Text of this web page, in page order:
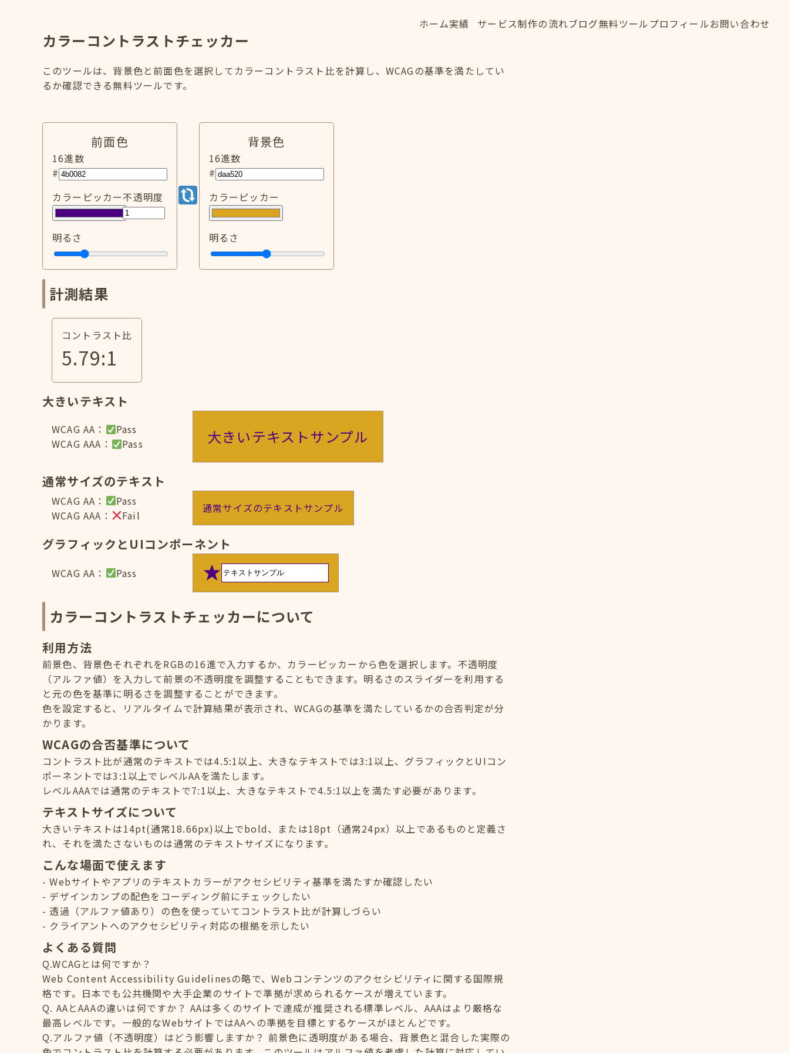
ホーム実績
サービス制作の流れブログ無料ツール プロフィールお問い合わせ
カラーコントラストチェッカー
このツールは、背景色と前面色を選択してカラーコントラスト比を計算し、WCAGの基準を満たしてい
るか確認できる無料ツールです。
前面色
16進数
#
カラーピッカー不透明度
明るさ
背景色
16進数
#
カラーピッカー
明るさ
計測結果
コントラスト比
5.79:1
大きいテキスト
WCAG AA：
Pass
WCAG AAA：
Pass 大きいテキストサンプル
通常サイズのテキスト
WCAG AA：
Pass
WCAG AAA：
Fail
通常サイズのテキストサンプル
グラフィックとUIコンポーネント
WCAG AA： Pass
カラーコントラストチェッカーについて
利用方法
前景色、背景色それぞれをRGBの16進で入力するか、カラーピッカーから色を選択します。不透明度
（アルファ値）を入力して前景の不透明度を調整することもできます。明るさのスライダーを利用する
と元の色を基準に明るさを調整することができます。
色を設定すると、リアルタイムで計算結果が表示され、WCAGの基準を満たしているかの合否判定が分
かります。
WCAGの合否基準について
コントラスト比が通常のテキストでは4.5:1以上、大きなテキストでは3:1以上、グラフィックとUIコン
ポーネントでは3:1以上でレベルAAを満たします。
レベルAAAでは通常のテキストで7:1以上、大きなテキストで4.5:1以上を満たす必要があります。
テキストサイズについて
大きいテキストは14pt(通常18.66px)以上でbold、または18pt（通常24px）以上であるものと定義さ
れ、それを満たさないものは通常のテキストサイズになります。
こんな場面で使えます
Webサイトやアプリのテキストカラーがアクセシビリティ基準を満たすか確認したい
デザインカンプの配色をコーディング前にチェックしたい
透過（アルファ値あり）の色を使っていてコントラスト比が計算しづらい
クライアントへのアクセシビリティ対応の根拠を示したい
よくある質問
Q.WCAGとは何ですか？
Web Content Accessibility Guidelinesの略で、Webコンテンツのアクセシビリティに関する国際規
格です。日本でも公共機関や大手企業のサイトで準拠が求められるケースが増えています。
Q. AAとAAAの違いは何ですか？ AAは多くのサイトで達成が推奨される標準レベル、AAAはより厳格な
最高レベルです。一般的なWebサイトではAAへの準拠を目標とするケースがほとんどです。
Q.アルファ値（不透明度）はどう影響しますか？ 前景色に透明度がある場合、背景色と混合した実際の